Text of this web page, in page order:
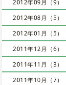
2012年09月（9）
2012年08月（5）
2012年01月（5）
2011年12月（6）
2011年11月（3）
2011年10月（7）